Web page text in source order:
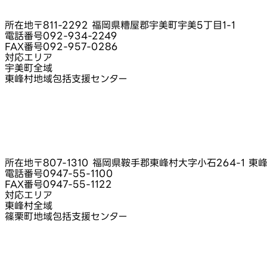
所在地〒811-2292 福岡県糟屋郡宇美町宇美5丁目1-1
電話番号092-934-2249
FAX番号092-957-0286
対応エリア
宇美町全域
東峰村地域包括支援センター
所在地〒807-1310 福岡県鞍手郡東峰村大字小石264-1 東
電話番号0947-55-1100
FAX番号0947-55-1122
対応エリア
東峰村全域
篠栗町地域包括支援センター